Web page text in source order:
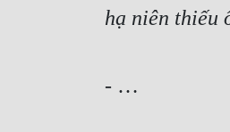
hạ niên thiếu
- …